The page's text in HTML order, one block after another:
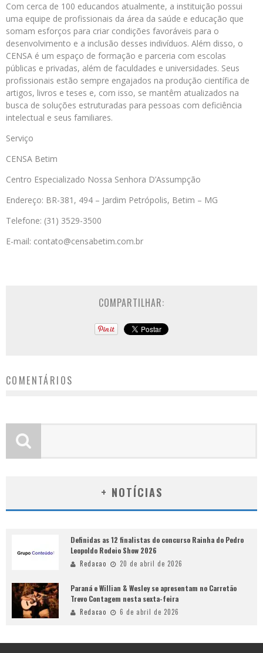
Com cerca de 100 educandos atualmente, a instituição possui
uma equipe de profissionais da área da saúde e educação que
somam esforços para criar condições favoráveis para o
desenvolvimento e a inclusão desses indivíduos. Além disso, o
CENSA é um espaço de formação e parceria com escolas
públicas e privadas, além de faculdades e universidades. Seus
profissionais estão sempre engajados na produção científica de
artigos, livros e teses e, com isso, se mantêm atualizados na
busca de soluções estruturadas para pessoas com deficiência
intelectual e seus familiares.
Serviço
CENSA Betim
Centro Especializado Nossa Senhora D’Assumpção
Endereço: BR-381, 494 – Jardim Petrópolis, Betim – MG
Telefone: (31) 3529-3500
E-mail: contato@censabetim.com.br
COMPARTILHAR:
COMENTÁRIOS
+ NOTÍCIAS
Definidas as 12 finalistas do concurso Rainha do Pedro
Leopoldo Rodeio Show 2026
Redacao 20 de abril de 2026
Paraná e Willian & Wesley se apresentam no Carretão
Trevo Contagem nesta sexta-feira
Redacao 6 de abril de 2026